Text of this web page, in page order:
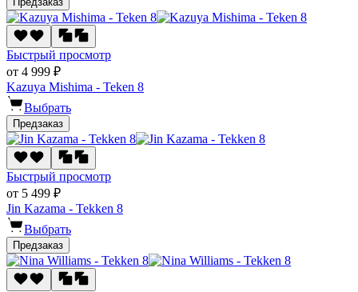
Быстрый просмотр
от 4 999 ₽
Kazuya Mishima - Teken 8
Выбрать
Предзаказ
Быстрый просмотр
от 5 499 ₽
Jin Kazama - Tekken 8
Выбрать
Предзаказ